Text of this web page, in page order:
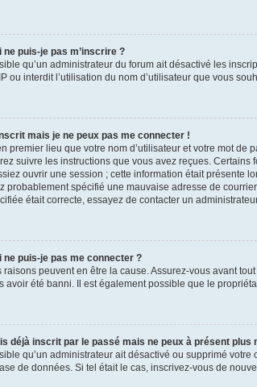
ne puis-je pas m’inscrire ?
qu’un administrateur du forum ait désactivé les
ou interdit l’utilisation du nom d’utilisateur que vous
mais je ne peux pas me connecter !
premier lieu que votre nom d’utilisateur et votre mot de
suivre les instructions que vous avez reçues.
ouvrir une session ; cette information était présente
probablement spécifié une mauvaise adresse de
était correcte, essayez de contacter un
ne puis-je pas me connecter ?
raisons peuvent en être la cause. Assurez-vous avant
avoir été banni. Il est également possible que le
déjà inscrit par le passé mais ne peux à présent plus
qu’un administrateur ait désactivé ou supprimé
de données. Si tel était le cas, inscrivez-vous de